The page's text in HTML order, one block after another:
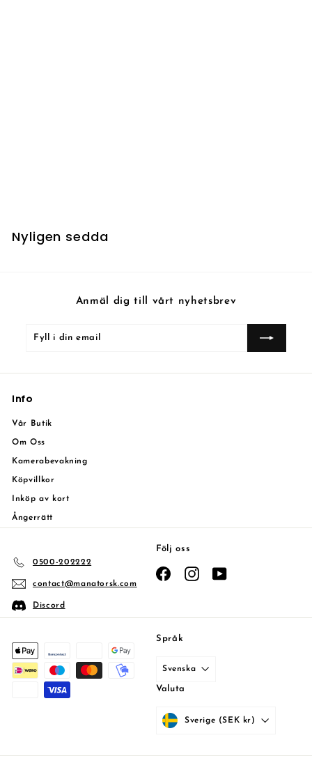
Nyligen sedda
Anmäl dig till vårt nyhetsbrev
Fyll
email
Prenumerera
Info
Vår Butik
Om Oss
Kamerabevakning
Köpvillkor
Inköp av kort
Ångerrätt
0500-202222
contact@manatorsk.com
Discord
Följ oss
FacebookInstagram
Språk
Svenska
Valuta
Sverige (SEK kr)